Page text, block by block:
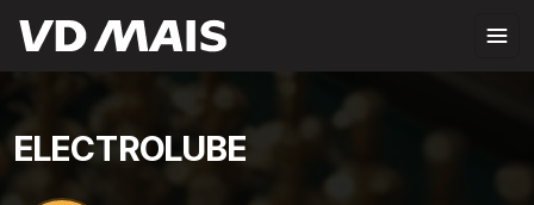
ELECTROLUBE